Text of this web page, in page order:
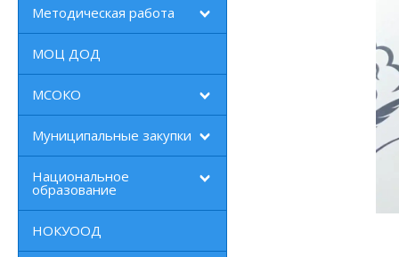
Методическая работа
МОЦ ДОД
МСОКО
Муниципальные закупки
Национальное
образование
НОКУООД